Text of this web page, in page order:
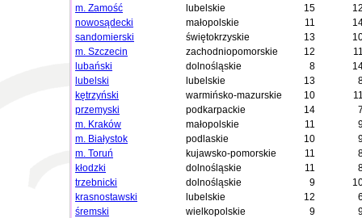
m. Zamość
lubelskie 15
nowosądecki
małopolskie 11
sandomierski
świętokrzyskie 13
m. Szczecin
zachodniopomorskie 12
lubański
dolnośląskie 8
lubelski
lubelskie 13
kętrzyński
warmińsko-mazurskie 10
przemyski
podkarpackie 14
m. Kraków
małopolskie 11
m. Białystok
podlaskie 10
m. Toruń
kujawsko-pomorskie 11
kłodzki
dolnośląskie 11
trzebnicki
dolnośląskie 9
krasnostawski
lubelskie 12
śremski
wielkopolskie 9